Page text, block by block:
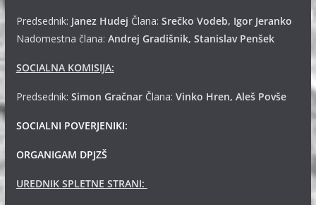
Predsednik: Janez Hudej Člana: Srečko Vodeb, Igor Jeranko
Nadomestna člana: Andrej Gradišnik, Stanislav Penšek
SOCIALNA KOMISIJA:
Predsednik: Simon GračnarČlana: Vinko Hren, Aleš Povše
SOCIALNI POVERJENIKI:
ORGANIGAM DPJZŠ
UREDNIK SPLETNE STRANI: